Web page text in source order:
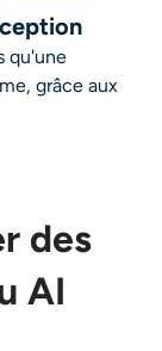
qu'une
grâce aux
des
AI